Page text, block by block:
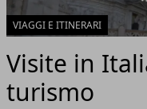
VIAGGI E ITINERARI
Visite in
turismo